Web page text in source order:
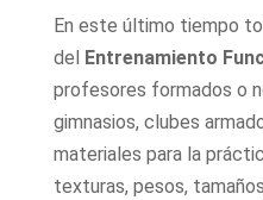
En este último tiempo
del Entrenamiento
profesores formados o
gimnasios, clubes
materiales para la
texturas, pesos,